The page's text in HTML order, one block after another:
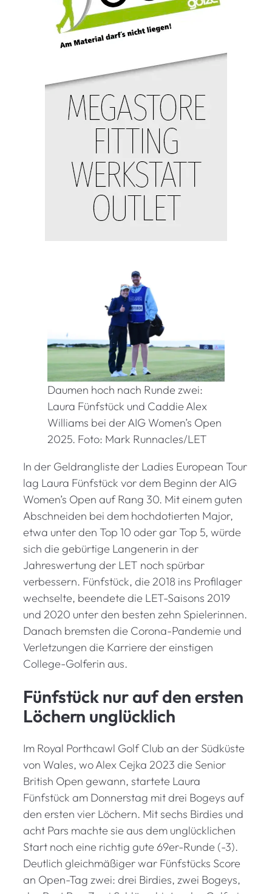
Daumen hoch nach Runde zwei:
Laura Fünfstück und Caddie Alex
Williams bei der AIG Women’s Open
2025. Foto: Mark Runnacles/LET
In der Geldrangliste der Ladies European Tour
lag Laura Fünfstück vor dem Beginn der AIG
Women’s Open auf Rang 30. Mit einem guten
Abschneiden bei dem hochdotierten Major,
etwa unter den Top 10 oder gar Top 5, würde
sich die gebürtige Langenerin in der
Jahreswertung der LET noch spürbar
verbessern. Fünfstück, die 2018 ins Profilager
wechselte, beendete die LET-Saisons 2019
und 2020 unter den besten zehn Spielerinnen.
Danach bremsten die Corona-Pandemie und
Verletzungen die Karriere der einstigen
College-Golferin aus.
Fünfstück nur auf den ersten
Löchern unglücklich
Im Royal Porthcawl Golf Club an der Südküste
von Wales, wo Alex Cejka 2023 die Senior
British Open gewann, startete Laura
Fünfstück am Donnerstag mit drei Bogeys auf
den ersten vier Löchern. Mit sechs Birdies und
acht Pars machte sie aus dem unglücklichen
Start noch eine richtig gute 69er-Runde (-3).
Deutlich gleichmäßiger war Fünfstücks Score
an Open-Tag zwei: drei Birdies, zwei Bogeys,